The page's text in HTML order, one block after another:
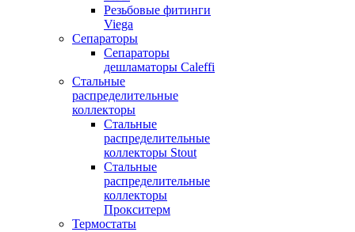
Резьбовые фитинги
Viega
Сепараторы
Сепараторы
дешламаторы Caleffi
Стальные
распределительные
коллекторы
Стальные
распределительные
коллекторы Stout
Стальные
распределительные
коллекторы
Прокситерм
Термостаты